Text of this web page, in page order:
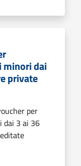
minori dai
private
per
dai 3 ai 36